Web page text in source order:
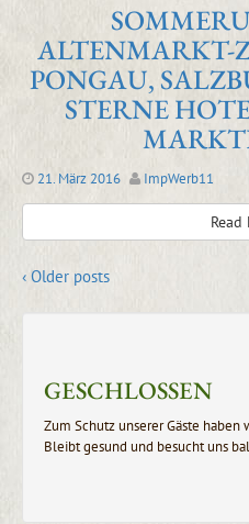
ALTENMARKT-
PONGAU,
STERNE
21. März 2016 ImpWerb11
Read
‹ Older posts
GESCHLOSSEN
Zum Schutz unserer Gäste
Bleibt gesund und besucht uns